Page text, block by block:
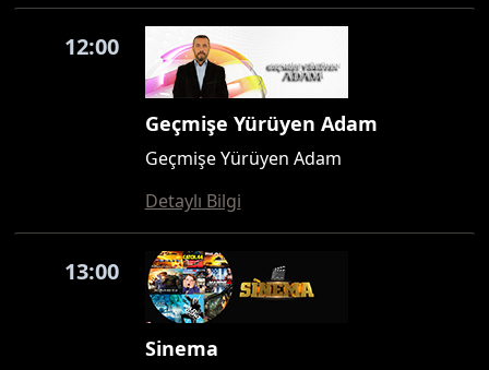
12:00
Geçmişe Yürüyen Adam
Geçmişe Yürüyen Adam
Detaylı Bilgi
13:00
Sinema